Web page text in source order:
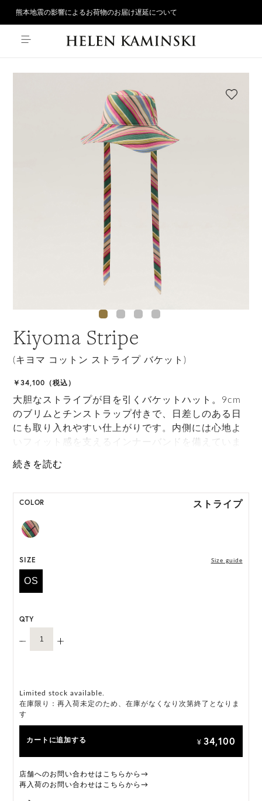
熊本地震の影響によるお荷物のお届け遅延について
Kiyoma Stripe
(キヨマ コットン ストライプ バケット)
￥34,100（税込）
大胆なストライプが目を引くバケットハット。9cm
のブリムとチンストラップ付きで、日差しのある日
にも取り入れやすい仕上がりです。内側には心地よ
いフィット感を支えるインナーバンドを備えていま
M, L 展開の商品:M 57.5cm, L 59.5cm
*ハンドメイド製品のサイズには微小の個体差がござ
います。
HAT BOX に収納できない商品です。
COLOR ストライプ
SIZE Size guide
OS
QTY
Limited stock available.
在庫限り：再入荷未定のため、在庫がなくなり次第終了となりま
す
カートに追加する ¥ 34,100
店舗へのお問い合わせはこちらから→
再入荷のお問い合わせはこちらから→